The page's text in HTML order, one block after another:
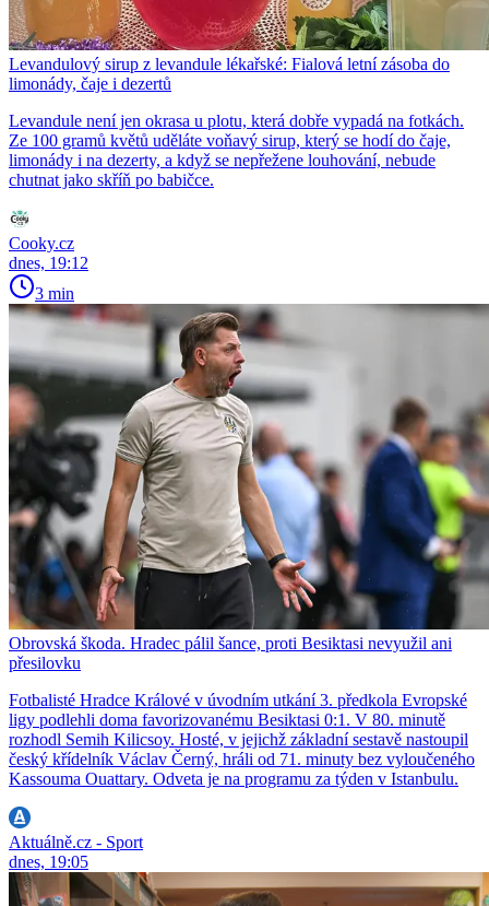
Levandulový sirup z levandule lékařské: Fialová letní zásoba do
limonády, čaje i dezertů
Levandule není jen okrasa u plotu, která dobře vypadá na fotkách.
Ze 100 gramů květů uděláte voňavý sirup, který se hodí do čaje,
limonády i na dezerty, a když se nepřežene louhování, nebude
chutnat jako skříň po babičce.
Cooky.cz
dnes, 19:12
3 min
Obrovská škoda. Hradec pálil šance, proti Besiktasi nevyužil ani
přesilovku
Fotbalisté Hradce Králové v úvodním utkání 3. předkola Evropské
ligy podlehli doma favorizovanému Besiktasi 0:1. V 80. minutě
rozhodl Semih Kilicsoy. Hosté, v jejichž základní sestavě nastoupil
český křídelník Václav Černý, hráli od 71. minuty bez vyloučeného
Kassouma Ouattary. Odveta je na programu za týden v Istanbulu.
Aktuálně.cz - Sport
dnes, 19:05